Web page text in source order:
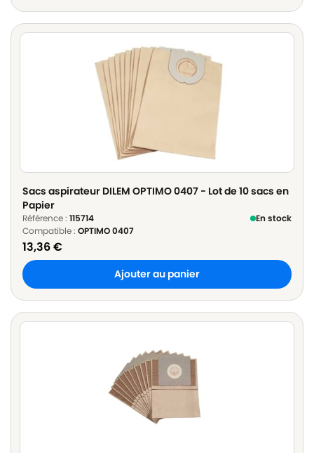
Sacs aspirateur DILEM OPTIMO 0407 - Lot de 10 sacs en
Papier
Référence : 115714
En stock
Compatible : OPTIMO 0407
13,36€
Ajouter au panier